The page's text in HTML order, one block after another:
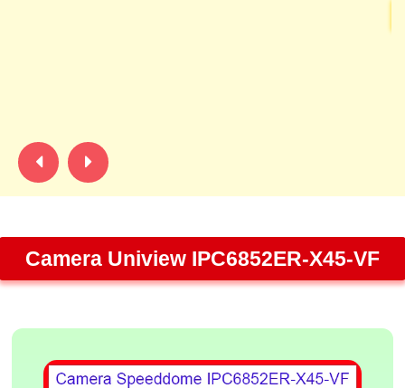
Camera Uniview IPC6852ER-X45-VF